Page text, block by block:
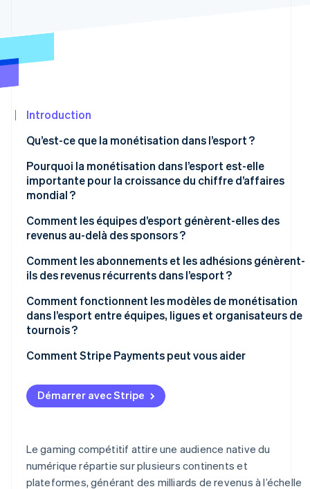
Radar
Atlas
Élimination du carbone
Vérification de l'identité
Stripe Sessions 2026
Découvrez comment Stripe construit l’infrastructure
Introduction
Qu’est-ce que la monétisation dans l’esport ?
Pourquoi la monétisation dans l’esport est-elle
importante pour la croissance du chiffre d’affaires
mondial ?
Comment les équipes d’esport génèrent-elles des
revenus au-delà des sponsors ?
Comment les abonnements et les adhésions génèrent-
ils des revenus récurrents dans l’esport ?
Comment fonctionnent les modèles de monétisation
dans l’esport entre équipes, ligues et organisateurs de
tournois ?
Comment Stripe Payments peut vous aider
Démarrer avec Stripe
Le gaming compétitif attire une audience native du
numérique répartie sur plusieurs continents et
plateformes, générant des milliards de revenus à l’échelle